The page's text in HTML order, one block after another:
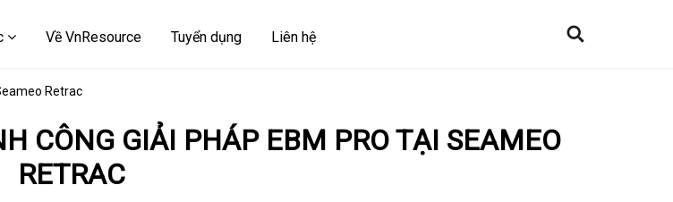
Về VnResource Tuyển dụng Liên hệ
Retrac
CÔNG GIẢI PHÁP EBM PRO TẠI SEAMEO
RETRAC